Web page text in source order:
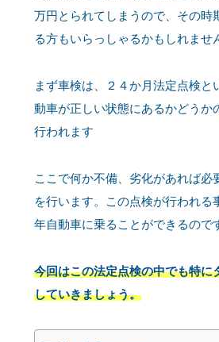
万円とられてしまうので、その時
る方もいらっしゃるかもしれませ
まず車検は、２４か月法定点検と
動車が正しい状態にあるかどうか
行われます
ここで何か不備、劣化があれば必
を行います。この点検が行われる
年自動車に乗ることができるので
今回はこの法定点検の中でも特に
していきましょう。